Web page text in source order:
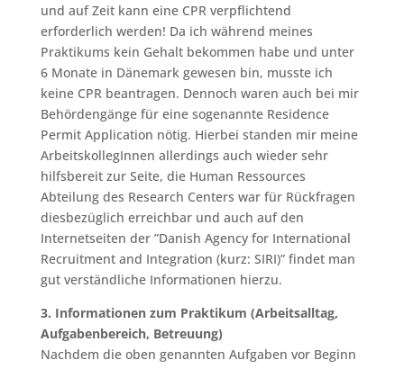
und auf Zeit kann eine CPR verpflichtend
erforderlich werden! Da ich während meines
Praktikums kein Gehalt bekommen habe und unter
6 Monate in Dänemark gewesen bin, musste ich
keine CPR beantragen. Dennoch waren auch bei mir
Behördengänge für eine sogenannte Residence
Permit Application nötig. Hierbei standen mir meine
ArbeitskollegInnen allerdings auch wieder sehr
hilfsbereit zur Seite, die Human Ressources
Abteilung des Research Centers war für Rückfragen
diesbezüglich erreichbar und auch auf den
Internetseiten der ”Danish Agency for International
Recruitment and Integration (kurz: SIRI)” findet man
gut verständliche Informationen hierzu.
3. Informationen zum Praktikum (Arbeitsalltag,
Aufgabenbereich, Betreuung)
Nachdem die oben genannten Aufgaben vor Beginn